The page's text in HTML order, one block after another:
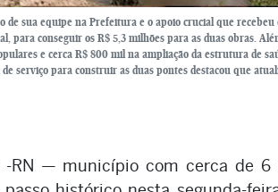
de sua equipe na Prefeitura e o apoio crucial que recebeu
para conseguir os R$ 5,3 milhões para as duas obras.
e cerca R$ 800 mil na ampliação da estrutura de
serviço para construir as duas pontes destacou que
-RN — município com cerca de